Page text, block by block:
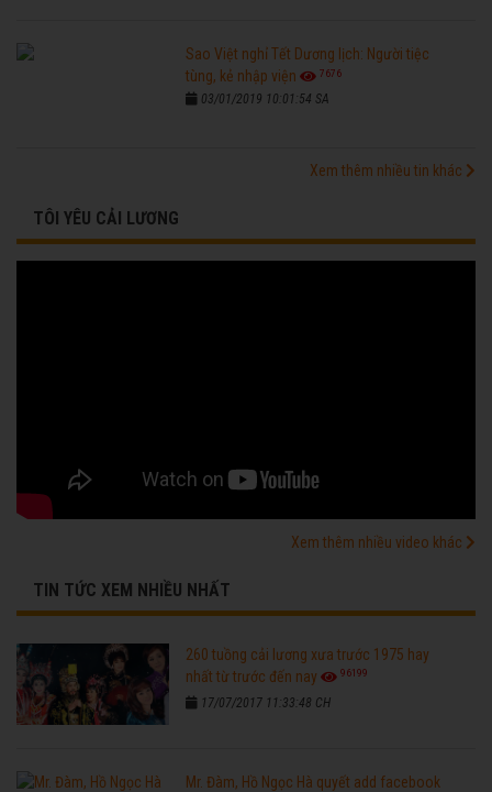
Sao Việt nghỉ Tết Dương lịch: Người tiệc
tùng, kẻ nhập viện
7676
03/01/2019 10:01:54 SA
Xem thêm nhiều tin khác
TÔI YÊU CẢI LƯƠNG
Xem thêm nhiều video khác
TIN TỨC XEM NHIỀU NHẤT
260 tuồng cải lương xưa trước 1975 hay
nhất từ trước đến nay
96199
17/07/2017 11:33:48 CH
Mr. Đàm, Hồ Ngọc Hà quyết add facebook